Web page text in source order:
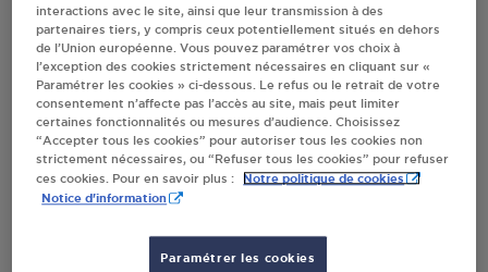
Villes
CARREFOUR CONTACT PAS EN ARTOIS
36 RUE DE VERDUN
ROUTE DE GRINCOURT LES PAS
62760PAS EN ARTOIS
interactions avec le site, ainsi que leur transmission à des
partenaires tiers, y compris ceux potentiellement situés en dehors
de l’Union européenne. Vous pouvez paramétrer vos choix à
l’exception des cookies strictement nécessaires en cliquant sur «
Paramétrer les cookies » ci-dessous. Le refus ou le retrait de votre
consentement n’affecte pas l’accès au site, mais peut limiter
certaines fonctionnalités ou mesures d’audience. Choisissez
“Accepter tous les cookies” pour autoriser tous les cookies non
strictement nécessaires, ou “Refuser tous les cookies” pour refuser
ces cookies. Pour en savoir plus :
Notre politique de cookies
Notice d'information
Paramétrer les cookies